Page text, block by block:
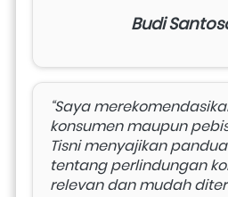
Budi
“Saya
konsumen maupun
Tisni menyajikan
tentang perlindungan
relevan dan mudah